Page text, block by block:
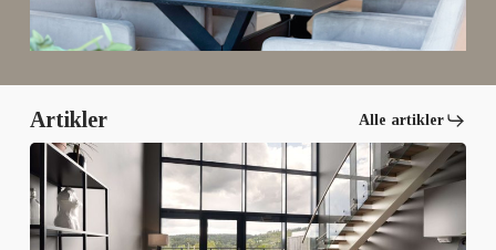
Artikler Alle artikler